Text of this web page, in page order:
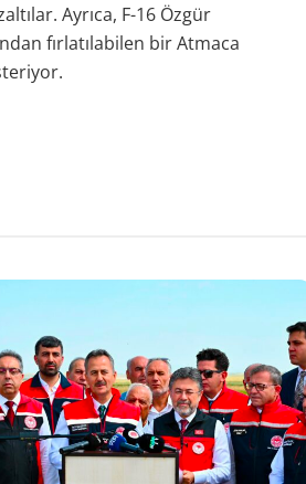
Ayrıca, F-16 Özgür
fırlatılabilen bir Atmaca